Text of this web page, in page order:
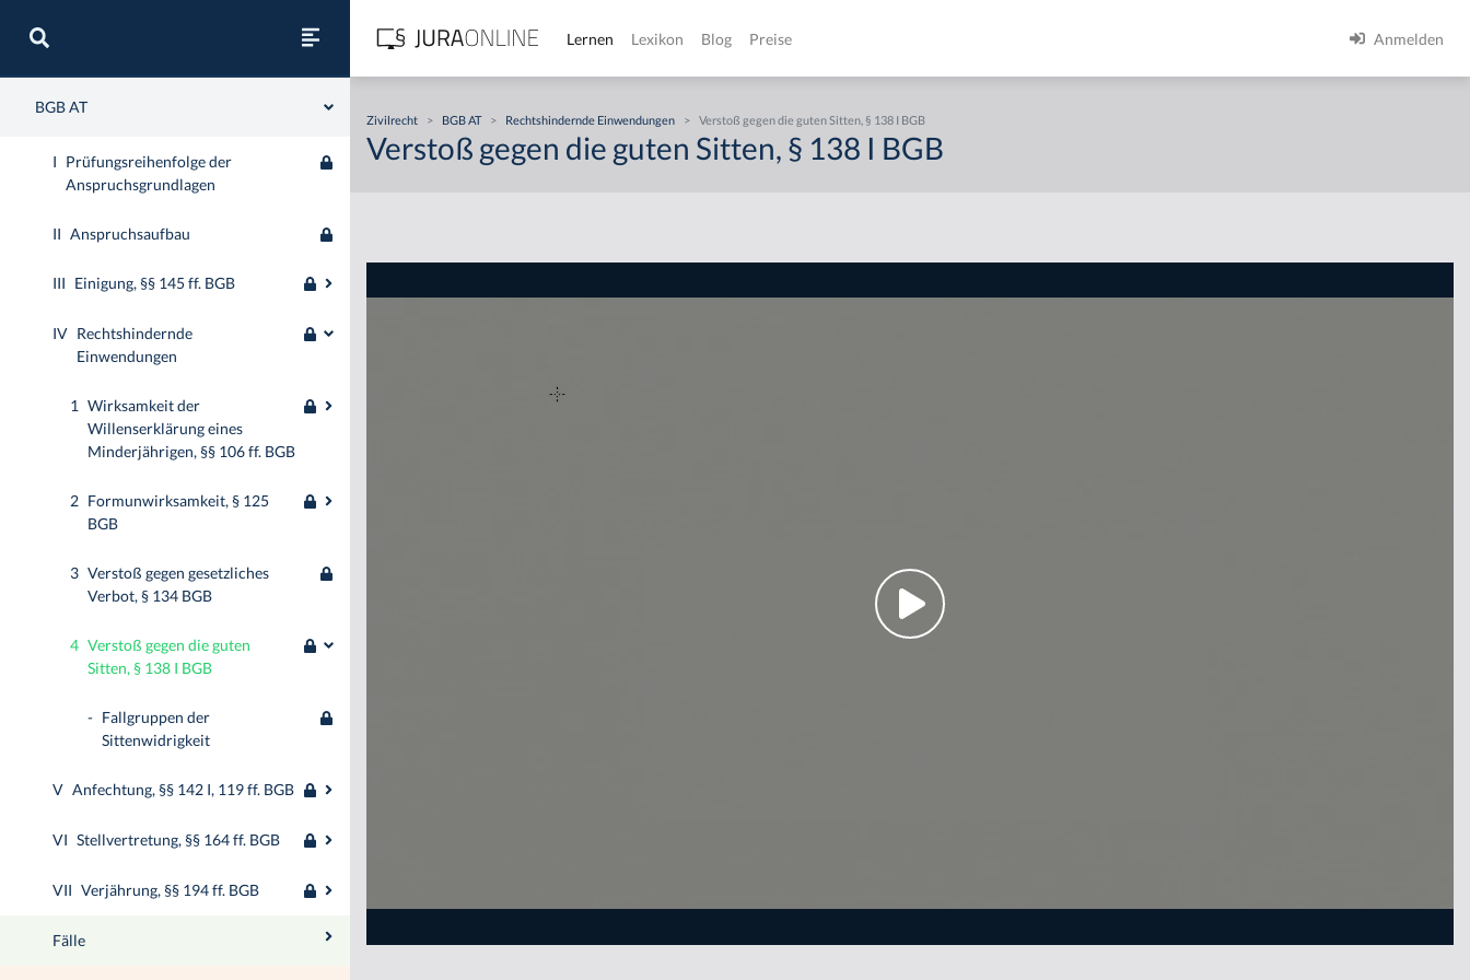
Zivilrecht
BGB AT
I Prüfungsreihenfolge der
Anspruchsgrundlagen
II Anspruchsaufbau
III Einigung, §§ 145 ff. BGB
IV Rechtshindernde
Einwendungen
1 Wirksamkeit der
Willenserklärung eines
Minderjährigen, §§ 106 ff. BGB
2 Formunwirksamkeit, § 125
BGB
3 Verstoß gegen gesetzliches
Verbot, § 134 BGB
4 Verstoß gegen die guten
Sitten, § 138 I BGB
- Fallgruppen der
Sittenwidrigkeit
V Anfechtung, §§ 142 I, 119 ff. BGB
VI Stellvertretung, §§ 164 ff. BGB
VII Verjährung, §§ 194 ff. BGB
Fälle
Lernen Lexikon Blog Preise Anmelden
Zivilrecht > BGB AT > Rechtshindernde Einwendungen > Verstoß gegen die guten Sitten, § 138 I BGB
Verstoß gegen die guten Sitten, § 138 I BGB